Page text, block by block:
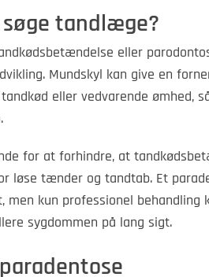
tandlæge?
eller
Mundskyl kan give en
eller vedvarende ømhed,
for at forhindre, at
løse tænder og tandtab. Et
men kun professionel behandling
sygdommen på lang sigt.